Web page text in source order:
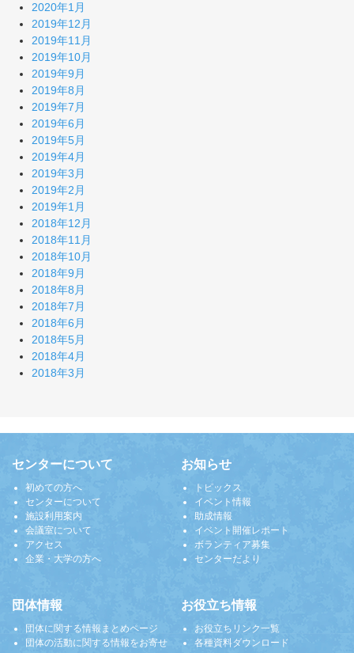
2020年1月
2019年12月
2019年11月
2019年10月
2019年9月
2019年8月
2019年7月
2019年6月
2019年5月
2019年4月
2019年3月
2019年2月
2019年1月
2018年12月
2018年11月
2018年10月
2018年9月
2018年8月
2018年7月
2018年6月
2018年5月
2018年4月
2018年3月
センターについて
初めての方へ
センターについて
施設利用案内
会議室について
アクセス
企業・大学の方へ
お知らせ
トピックス
イベント情報
助成情報
イベント開催レポート
ボランティア募集
センターだより
団体情報
団体に関する情報まとめページ
団体の活動に関する情報をお寄せ
お役立ち情報
お役立ちリンク一覧
各種資料ダウンロード